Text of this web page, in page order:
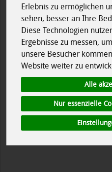
Erlebnis zu ermöglichen
sehen, besser an Ihre
Diese Technologien
Ergebnisse zu messen,
unsere Besucher
Website weiter zu
Alle
Nur essenzielle